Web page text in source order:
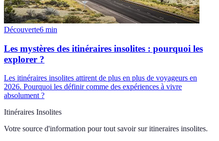
Découverte6 min
Les mystères des itinéraires insolites : pourquoi les
explorer ?
Les itinéraires insolites attirent de plus en plus de voyageurs en
2026. Pourquoi les définir comme des expériences à vivre
absolument ?
Itinéraires Insolites
Votre source d'information pour tout savoir sur itineraires insolites.